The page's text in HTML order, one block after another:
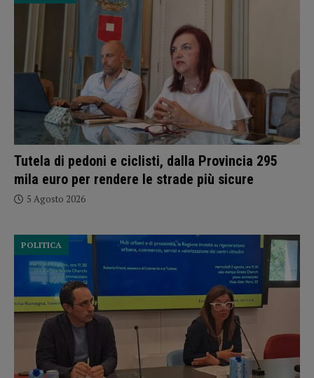
Tutela di pedoni e ciclisti, dalla Provincia 295
mila euro per rendere le strade più sicure
5 Agosto 2026
POLITICA